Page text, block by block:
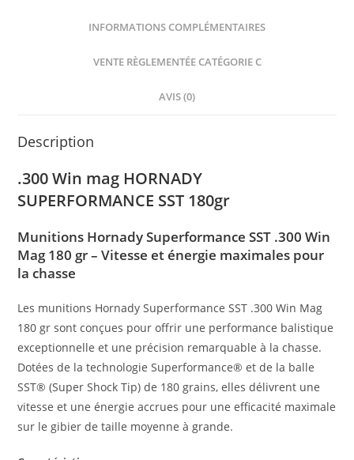
INFORMATIONS COMPLÉMENTAIRES
VENTE RÈGLEMENTÉE CATÉGORIE C
AVIS (0)
Description
.300 Win mag HORNADY
SUPERFORMANCE SST 180gr
Munitions Hornady Superformance SST .300 Win
Mag 180 gr – Vitesse et énergie maximales pour
la chasse
Les munitions Hornady Superformance SST .300 Win Mag
180 gr sont conçues pour offrir une performance balistique
exceptionnelle et une précision remarquable à la chasse.
Dotées de la technologie Superformance® et de la balle
SST® (Super Shock Tip) de 180 grains, elles délivrent une
vitesse et une énergie accrues pour une efficacité maximale
sur le gibier de taille moyenne à grande.